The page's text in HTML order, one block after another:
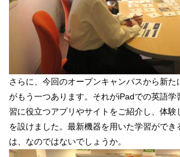
さらに、今回のオープンキャンパスから新た
がもう一つあります。それがiPadでの英語学
習に役立つアプリやサイトをご紹介し、体験
を設けました。最新機器を用いた学習ができ
は、なのではないでしょうか。